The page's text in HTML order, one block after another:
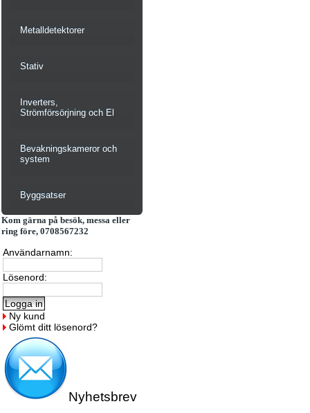
Metalldetektorer
Stativ
Inverters,
Strömförsörjning och El
Bevakningskameror och
system
Byggsatser
Kom gärna på besök, messa eller
ring före, 0708567232
Användarnamn:
Lösenord:
Ny kund
Glömt ditt lösenord?
Nyhetsbrev